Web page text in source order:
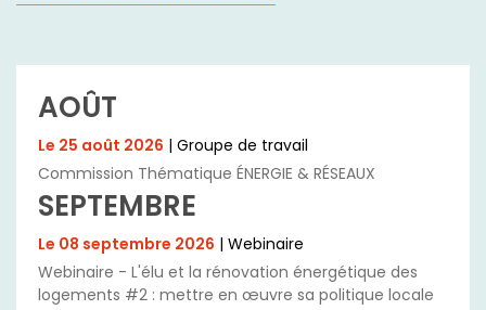
AOÛT
Le 25 août 2026 | Groupe de travail
Commission Thématique ÉNERGIE & RÉSEAUX
SEPTEMBRE
Le 08 septembre 2026 | Webinaire
Webinaire - L'élu et la rénovation énergétique des
logements #2 : mettre en œuvre sa politique locale